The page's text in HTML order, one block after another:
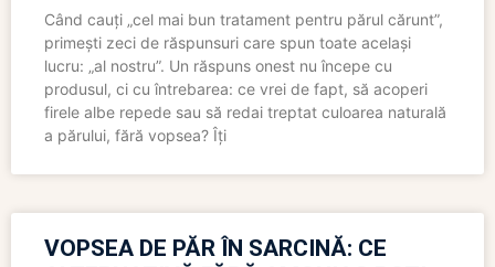
Când cauți „cel mai bun tratament pentru părul cărunt”,
primești zeci de răspunsuri care spun toate același
lucru: „al nostru”. Un răspuns onest nu începe cu
produsul, ci cu întrebarea: ce vrei de fapt, să acoperi
firele albe repede sau să redai treptat culoarea naturală
a părului, fără vopsea? Îți
VOPSEA DE PĂR ÎN SARCINĂ: CE